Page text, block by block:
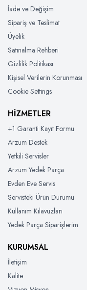
İade ve Değişim
Sipariş ve Teslimat
Üyelik
Satınalma Rehberi
Gizlilik Politikası
Kişisel Verilerin Korunması
Cookie Settings
HİZMETLER
+1 Garanti Kayıt Formu
Arzum Destek
Yetkili Servisler
Arzum Yedek Parça
Evden Eve Servis
Servisteki Ürün Durumu
Kullanım Kılavuzları
Yedek Parça Siparişlerim
KURUMSAL
İletişim
Kalite